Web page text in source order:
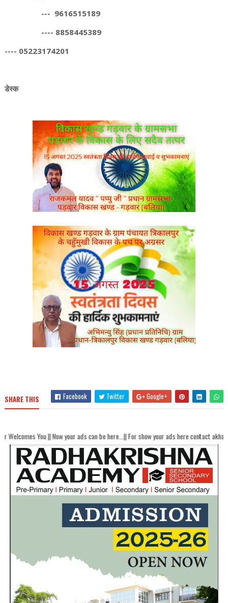
--- 9616515189
---- 8858445389
---- 05223174201
डेस्क
SHARE THIS Facebook Twitter Google+
ads can be here...|| For show your ads here contact